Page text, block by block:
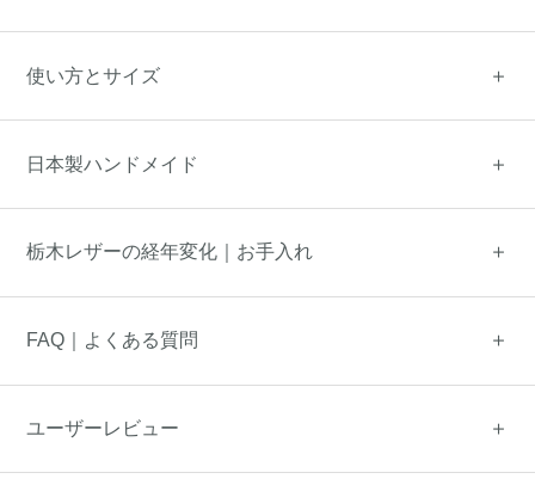
使い方とサイズ
日本製ハンドメイド
栃木レザーの経年変化｜お手入れ
FAQ｜よくある質問
ユーザーレビュー